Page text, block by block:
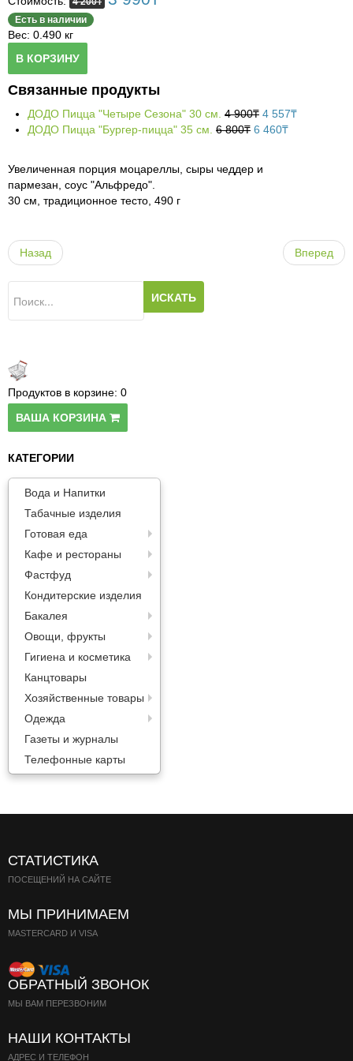
Есть в наличии
Вес: 0.490 кг
В КОРЗИНУ
Связанные продукты
ДОДО Пицца "Четыре Сезона" 30 cм. 4 900₸ 4 557₸
ДОДО Пицца "Бургер-пицца" 35 см. 6 800₸ 6 460₸
Увеличенная порция моцареллы, сыры чеддер и
пармезан, соус "Альфредо".
30 см, традиционное тесто, 490 г
Назад Вперед
Продуктов в корзине: 0
ВАША КОРЗИНА
КАТЕГОРИИ
Вода и Напитки
Табачные изделия
Готовая еда
Кафе и рестораны
Фастфуд
Кондитерские изделия
Бакалея
Овощи, фрукты
Гигиена и косметика
Канцтовары
Хозяйственные товары
Одежда
Газеты и журналы
Телефонные карты
СТАТИСТИКА
ПОСЕЩЕНИЙ НА САЙТЕ
МЫ ПРИНИМАЕМ
MASTERCARD И VISA
ОБРАТНЫЙ ЗВОНОК
МЫ ВАМ ПЕРЕЗВОНИМ
НАШИ КОНТАКТЫ
АДРЕС И ТЕЛЕФОН
Блюда из конины
Горячие блюда, мясо
Горячие блюда, рыба, морепродукты
Cалаты и закуски
Сеты
Лапша/Ганфан
Супы
Пицца
Samurai-sushi
Шашлыки
Фастфуд, ПИЦЦА
KFC
Бакалея
Хлебо-булочные изделия
Выпечка
Продукты быстрого приготовления, консервы
Кофе, чай, какао
Овощи, фрукты
Сухофрукты
Средства гигиены
Хозяйственные товары
Бытовая химия
Одежда
Одежда
Обувь
Газеты и журналы
Политика конфиденциальности